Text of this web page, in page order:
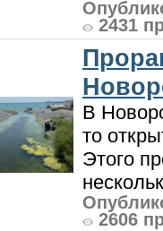
2431
В
то
Этого
2606